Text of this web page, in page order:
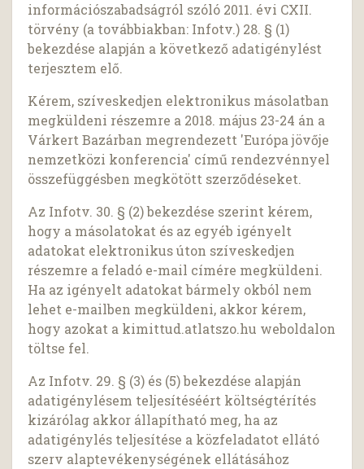
információszabadságról szóló 2011. évi CXII.
törvény (a továbbiakban: Infotv.) 28. § (1)
bekezdése alapján a következő adatigénylést
terjesztem elő.
Kérem, szíveskedjen elektronikus másolatban
megküldeni részemre a 2018. május 23-24 án a
Várkert Bazárban megrendezett 'Európa jövője
nemzetközi konferencia' című rendezvénnyel
összefüggésben megkötött szerződéseket.
Az Infotv. 30. § (2) bekezdése szerint kérem,
hogy a másolatokat és az egyéb igényelt
adatokat elektronikus úton szíveskedjen
részemre a feladó e-mail címére megküldeni.
Ha az igényelt adatokat bármely okból nem
lehet e-mailben megküldeni, akkor kérem,
hogy azokat a kimittud.atlatszo.hu weboldalon
töltse fel.
Az Infotv. 29. § (3) és (5) bekezdése alapján
adatigénylésem teljesítéséért költségtérítés
kizárólag akkor állapítható meg, ha az
adatigénylés teljesítése a közfeladatot ellátó
szerv alaptevékenységének ellátásához